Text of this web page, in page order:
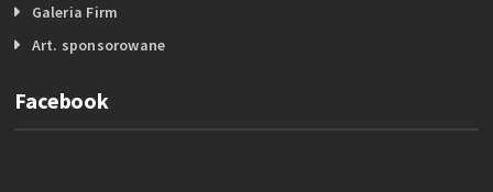
Galeria Firm
Art. sponsorowane
Facebook